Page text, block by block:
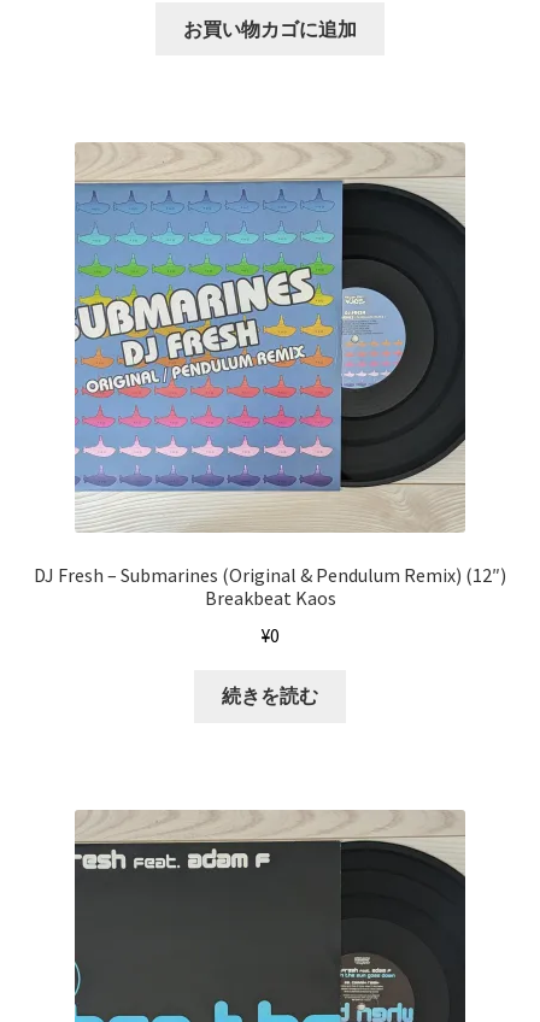
お買い物カゴに追加
DJ Fresh – Submarines (Original & Pendulum Remix) (12″)
Breakbeat Kaos
¥0
続きを読む